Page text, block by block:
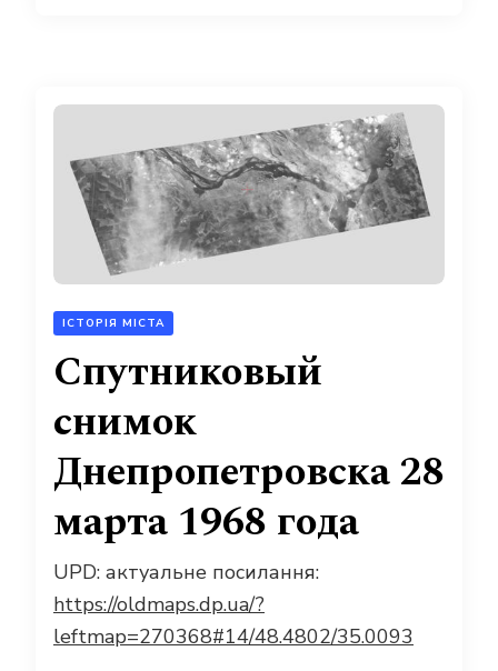
ІСТОРІЯ МІСТА
Спутниковый
снимок
Днепропетровска 28
марта 1968 года
UPD: актуальне посилання:
https://oldmaps.dp.ua/?
leftmap=270368#14/48.4802/35.0093